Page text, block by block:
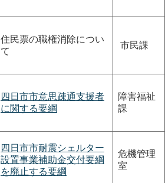
住民票の職権消除につい
て
市民課
四日市市意思疎通支援者
に関する要綱
障害福祉
課
四日市市耐震シェルター
設置事業補助金交付要綱
を廃止する要綱
危機管理
室